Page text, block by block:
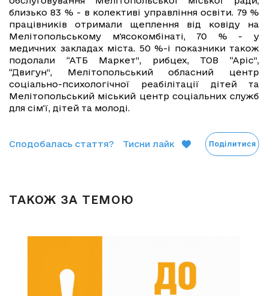
близько 83 % - в колективі управління освіти. 79 %
працівників отримали щеплення від ковіду на
Мелітопольському м'ясокомбінаті, 70 % - у
медичних закладах міста. 50 %-і показники також
подолали “АТБ Маркет”, рибцех, ТОВ “Аріс”,
“Двигун”, Мелітопольський обласний центр
соціально-психологічної реабілітації дітей та
Мелітопольський міський центр соціальних служб
для сім'ї, дітей та молоді.
Сподобалась стаття? Тисни лайк Поділитися
ТАКОЖ ЗА ТЕМОЮ